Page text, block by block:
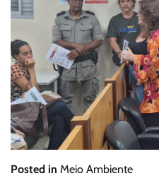
Posted in Meio Ambiente